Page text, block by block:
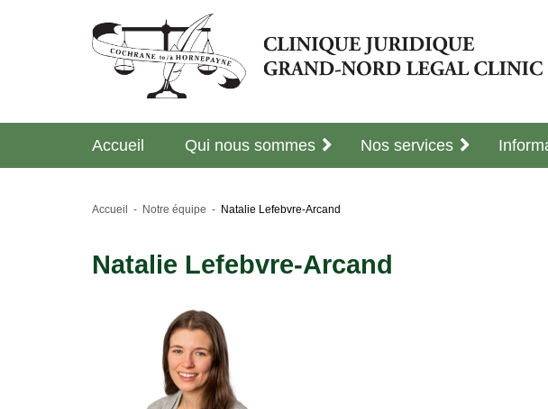
Accueil Qui nous sommes Nos services
Accueil Notre équipe Natalie Lefebvre-Arcand
Natalie Lefebvre-Arcand